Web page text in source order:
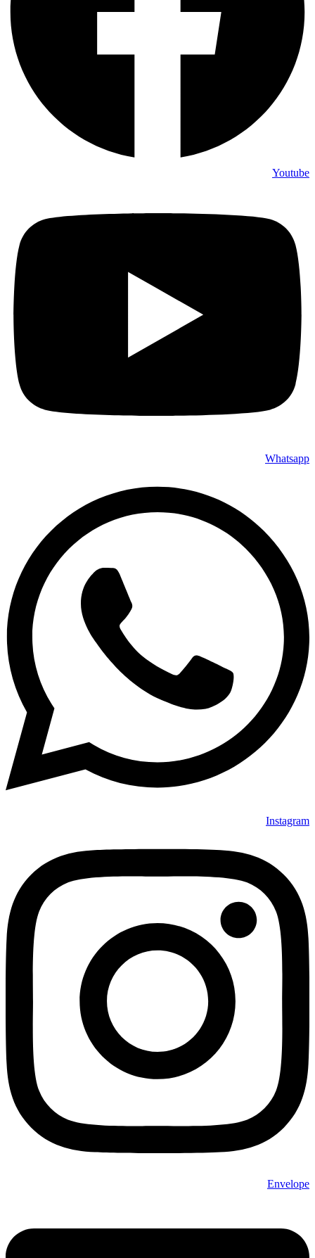
Youtube
Whatsapp
Instagram
Envelope